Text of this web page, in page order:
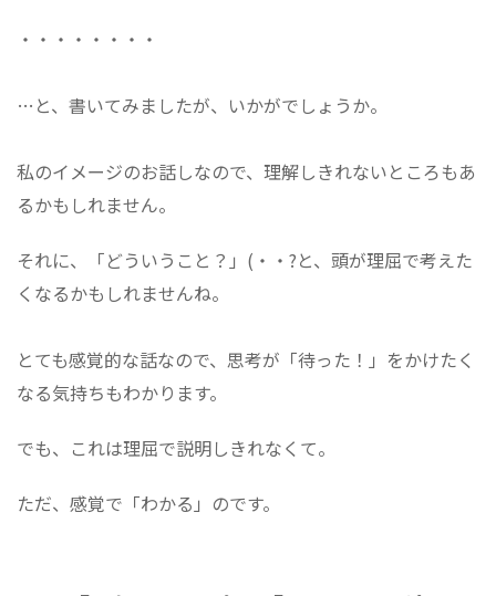
・・・・・・・・
…と、書いてみましたが、いかがでしょうか。
私のイメージのお話しなので、理解しきれないところもあ
るかもしれません。
それに、「どういうこと？」(・・?と、頭が理屈で考えた
くなるかもしれませんね。
とても感覚的な話なので、思考が「待った！」をかけたく
なる気持ちもわかります。
でも、これは理屈で説明しきれなくて。
ただ、感覚で「わかる」のです。